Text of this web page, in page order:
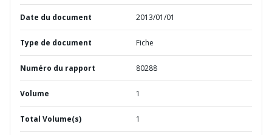
Date du document 2013/01/01
Type de document Fiche
Numéro du rapport 80288
Volume 1
Total Volume(s) 1